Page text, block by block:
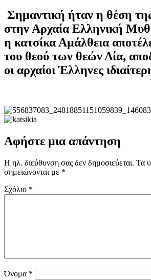
Σημαντική ήταν η θέση
στην Αρχαία Ελληνική
η κατσίκα Αμάλθεια
του θεού των θεών Δία,
οι αρχαίοι Έλληνες
Αφήστε μια απάντηση
Η ηλ. διεύθυνση σας δεν δημοσιεύεται. Τα
σημειώνονται με *
Σχόλιο *
Όνομα *